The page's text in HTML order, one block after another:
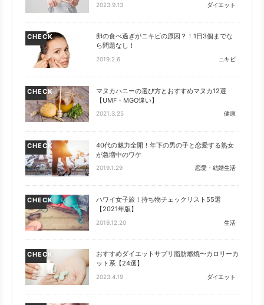
2023.9.13 ダイエット
CHECK
卵の食べ過ぎがニキビの原因？！1日3個までな
ら問題なし！
2019.2.6 ニキビ
CHECK
マヌカハニーの選び方とおすすめマヌカ12選
【UMF・MGO違い】
2021.3.25 健康
CHECK
40代の魅力全開！年下の男の子と恋愛する熟女
が急増中のワケ
2019.1.29 恋愛・結婚生活
CHECK
ハワイ女子旅！持ち物チェックリスト55選
【2021年版】
2019.12.20 生活
CHECK
おすすめダイエットサプリ脂肪燃焼〜カロリーカ
ット系【24選】
2023.4.19 ダイエット